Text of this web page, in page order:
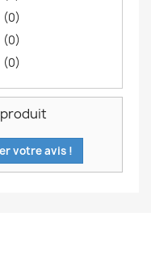
(0)
(0)
(0)
votre avis !